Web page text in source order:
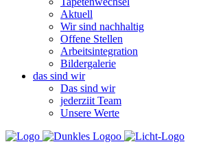
Aktuell
Wir sind nachhaltig
Offene Stellen
Arbeitsintegration
Bildergalerie
das sind wir
Das sind wir
jederziit Team
Unsere Werte